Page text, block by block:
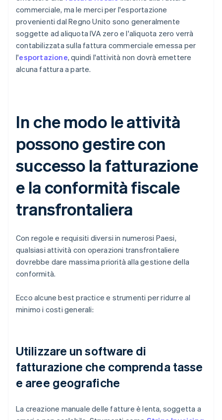
commerciale, ma le merci per l'esportazione
provenienti dal Regno Unito sono generalmente
soggette ad aliquota IVA zero e l'aliquota zero verrà
contabilizzata sulla fattura commerciale emessa per
l'esportazione, quindi l'attività non dovrà emettere
alcuna fattura a parte.
In che modo le attività
possono gestire con
successo la fatturazione
e la conformità fiscale
transfrontaliera
Con regole e requisiti diversi in numerosi Paesi,
qualsiasi attività con operazioni transfrontaliere
dovrebbe dare massima priorità alla gestione della
conformità.
Ecco alcune best practice e strumenti per ridurre al
minimo i costi generali:
Utilizzare un software di
fatturazione che comprenda tasse
e aree geografiche
La creazione manuale delle fatture è lenta, soggetta a